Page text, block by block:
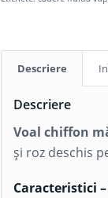
Descriere
Descriere
Voal chiffon
și roz deschis
Caracteristici